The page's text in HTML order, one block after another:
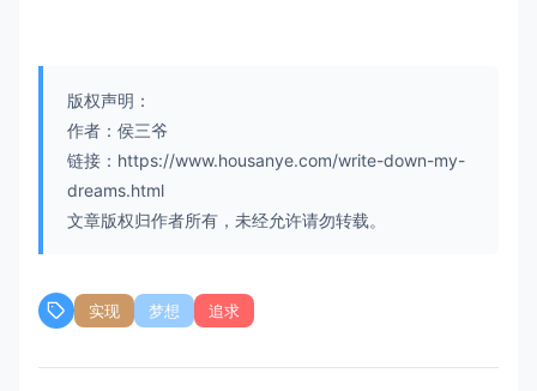
版权声明：
作者：侯三爷
链接：https://www.housanye.com/write-down-my-
dreams.html
文章版权归作者所有，未经允许请勿转载。
实现 梦想 追求